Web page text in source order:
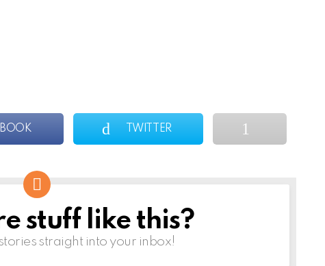
TWITTER
stuff like this?
straight into your inbox!